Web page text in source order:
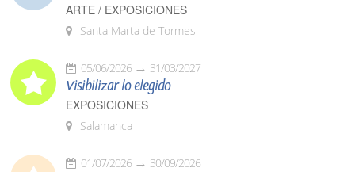
ARTE / EXPOSICIONES
Santa Marta de Tormes
05/06/2026 31/03/2027
Visibilizar lo elegido
EXPOSICIONES
Salamanca
01/07/2026 30/09/2026